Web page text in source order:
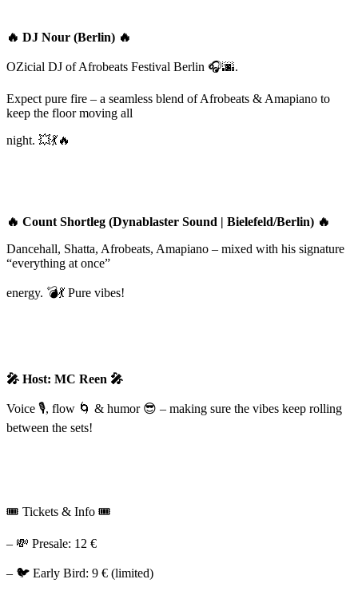
🔥 DJ Nour (Berlin) 🔥
OZicial DJ of Afrobeats Festival Berlin 🎧🌆.
Expect pure fire – a seamless blend of Afrobeats & Amapiano to
keep the floor moving all
night. 💥💃🔥
🔥 Count Shortleg (Dynablaster Sound | Bielefeld/Berlin) 🔥
Dancehall, Shatta, Afrobeats, Amapiano – mixed with his signature
“everything at once”
energy. 💣💃 Pure vibes!
🎤 Host: MC Reen 🎤
Voice 🎙, flow 🌀 & humor 😎 – making sure the vibes keep rolling
between the sets!
🎟 Tickets & Info 🎟
– 💸 Presale: 12 €
– 🐦 Early Bird: 9 € (limited)